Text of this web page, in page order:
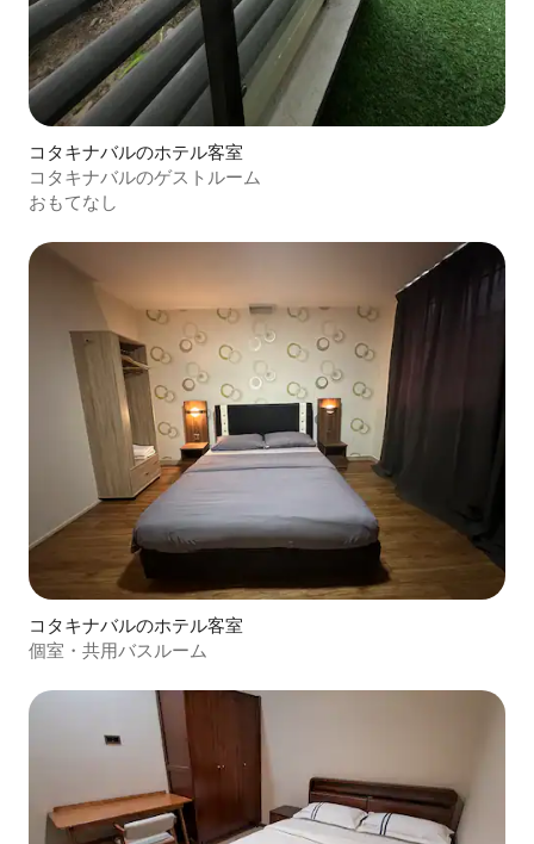
コタキナバルのホテル客室
コタキナバルのゲストルーム
おもてなし
コタキナバルのホテル客室
個室・共用バスルーム